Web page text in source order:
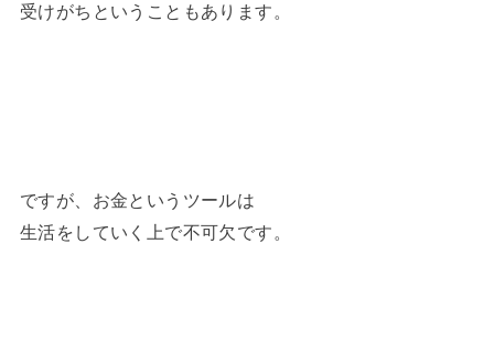
受けがちということもあります。
ですが、お金というツールは
生活をしていく上で不可欠です。